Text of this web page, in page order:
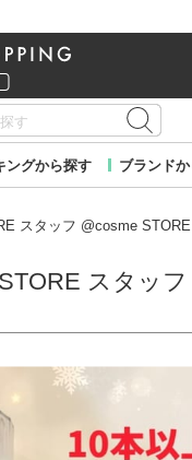
ングから探す ブランド
スタッフ @cosme
スタッフ